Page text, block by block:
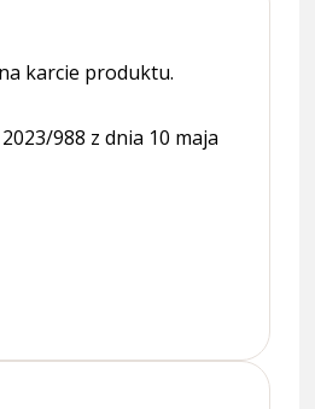
karcie produktu.
988 z dnia 10 maja